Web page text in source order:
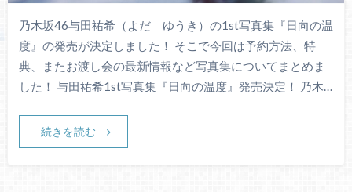
乃木坂46与田祐希（よだ ゆうき）の1st写真集『日向の温
度』の発売が決定しました！ そこで今回は予約方法、特
典、またお渡し会の最新情報など写真集についてまとめま
した！ 与田祐希1st写真集『日向の温度』発売決定！ 乃木…
続きを読む